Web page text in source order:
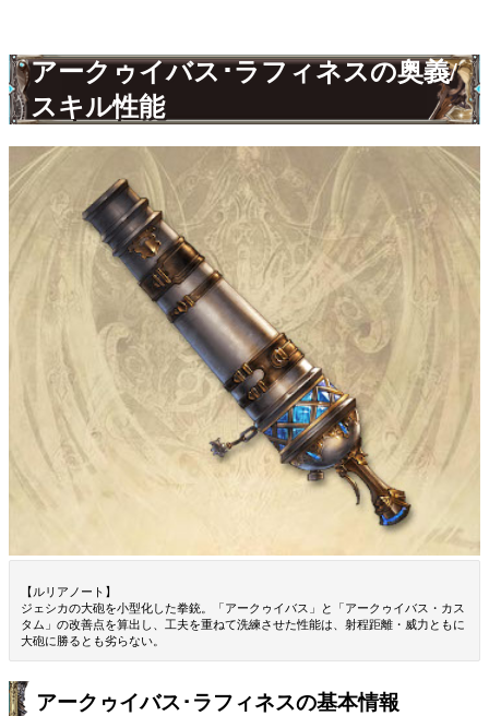
アークゥイバス･ラフィネスの奥義/
スキル性能
【ルリアノート】
ジェシカの大砲を小型化した拳銃。「アークゥイバス」と「アークゥイバス・カス
タム」の改善点を算出し、工夫を重ねて洗練させた性能は、射程距離・威力ともに
大砲に勝るとも劣らない。
アークゥイバス･ラフィネスの基本情報